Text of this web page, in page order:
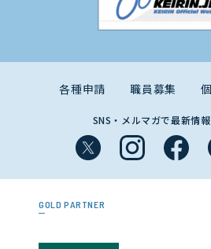
各種申請 職員募集
SNS・メルマガで最新情
GOLD PARTNER